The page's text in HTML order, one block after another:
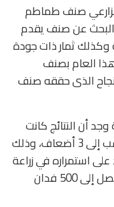
صنف طماطم
البحث عن صنف يقدم
وكذلك ثمار ذات جودة
10 أفدنة هذا العام بصنف
الذى حققه صنف
أن النتائج كانت
باهرة، وتضاعفت الإنتاجية والكسب إلى 3 أضعاف، وذلك
استمراره في زراعة
صنف طماطم “بريفيو” بمساحة تصل إلى 500 فدان